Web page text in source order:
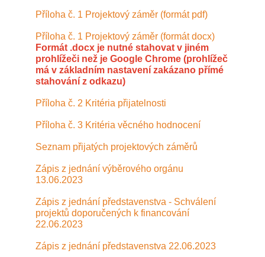
Příloha č. 1 Projektový záměr (formát pdf)
Příloha č. 1 Projektový záměr (formát docx)
Formát .docx je nutné stahovat v jiném
prohlížeči než je Google Chrome (prohlížeč
má v základním nastavení zakázano přímé
stahování z odkazu)
Příloha č. 2 Kritéria přijatelnosti
Příloha č. 3 Kritéria věcného hodnocení
Seznam přijatých projektových záměrů
Zápis z jednání výběrového orgánu
13.06.2023
Zápis z jednání představenstva - Schválení
projektů doporučených k financování
22.06.2023
Zápis z jednání představenstva 22.06.2023